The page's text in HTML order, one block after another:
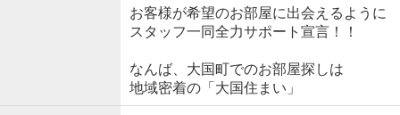
お客様が希望のお部屋に出会えるように
スタッフ一同全力サポート宣言！！
なんば、大国町でのお部屋探しは
地域密着の「大国住まい」